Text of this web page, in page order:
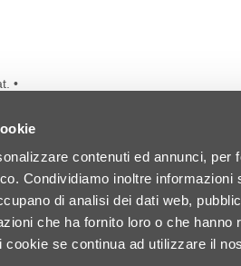
contenuti ed annunci, per
Condividiamo inoltre
di analisi dei dati web,
che ha fornito loro o che hanno
se continua ad utilizzare il
•